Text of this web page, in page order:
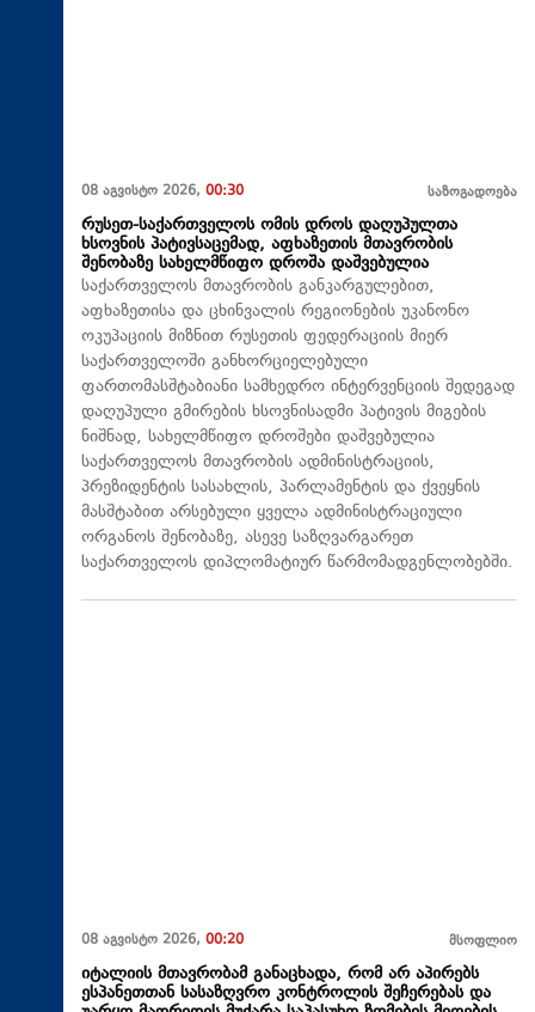
08 აგვისტო 2026, 00:30 საზოგადოება
რუსეთ-საქართველოს ომის დროს დაღუპულთა
ხსოვნის პატივსაცემად, აფხაზეთის მთავრობის
შენობაზე სახელმწიფო დროშა დაშვებულია
საქართველოს მთავრობის განკარგულებით,
აფხაზეთისა და ცხინვალის რეგიონების უკანონო
ოკუპაციის მიზნით რუსეთის ფედერაციის მიერ
საქართველოში განხორციელებული
ფართომასშტაბიანი სამხედრო ინტერვენციის შედეგად
დაღუპული გმირების ხსოვნისადმი პატივის მიგების
ნიშნად, სახელმწიფო დროშები დაშვებულია
საქართველოს მთავრობის ადმინისტრაციის,
პრეზიდენტის სასახლის, პარლამენტის და ქვეყნის
მასშტაბით არსებული ყველა ადმინისტრაციული
ორგანოს შენობაზე, ასევე საზღვარგარეთ
საქართველოს დიპლომატიურ წარმომადგენლობებში.
08 აგვისტო 2026, 00:20 მსოფლიო
იტალიის მთავრობამ განაცხადა, რომ არ აპირებს
ესპანეთთან სასაზღვრო კონტროლის შეჩერებას და